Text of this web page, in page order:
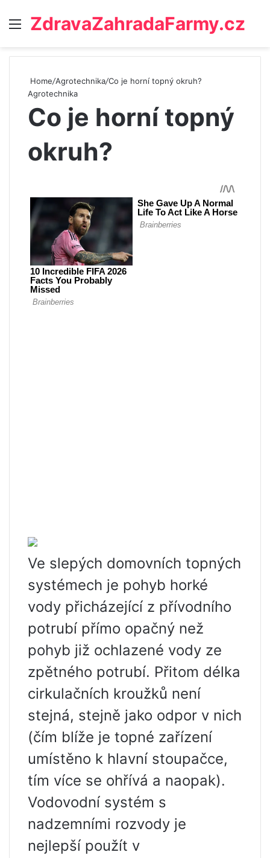
Menu
ZdravaZahradaFarmy.cz
Home/Agrotechnika/Co je horní topný okruh?
Agrotechnika
Co je horní topný
okruh?
Ve slepých domovních topných
systémech je pohyb horké
vody přicházející z přívodního
potrubí přímo opačný než
pohyb již ochlazené vody ze
zpětného potrubí. Přitom délka
cirkulačních kroužků není
stejná, stejně jako odpor v nich
(čím blíže je topné zařízení
umístěno k hlavní stoupačce,
tím více se ohřívá a naopak).
Vodovodní systém s
nadzemními rozvody je
nejlepší použít v